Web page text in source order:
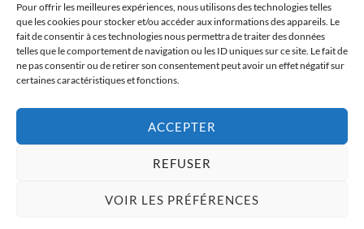
Pour offrir les meilleures expériences, nous utilisons des technologies telles
que les cookies pour stocker et/ou accéder aux informations des appareils. Le
fait de consentir à ces technologies nous permettra de traiter des données
telles que le comportement de navigation ou les ID uniques sur ce site. Le fait de
ne pas consentir ou de retirer son consentement peut avoir un effet négatif sur
certaines caractéristiques et fonctions.
ACCEPTER
REFUSER
VOIR LES PRÉFÉRENCES
Médiathèque
Contact
Mentions légales
Politique de confidentialité
Politique des cookies
Thème Inspiro WordPress parWPZOOM